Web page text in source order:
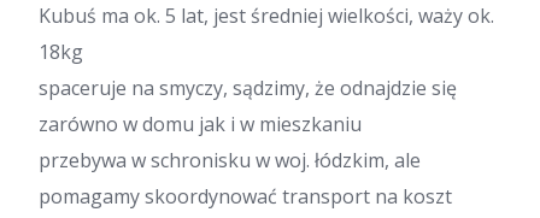
Kubuś ma ok. 5 lat, jest średniej wielkości, waży ok.
18kg
spaceruje na smyczy, sądzimy, że odnajdzie się
zarówno w domu jak i w mieszkaniu
przebywa w schronisku w woj. łódzkim, ale
pomagamy skoordynować transport na koszt